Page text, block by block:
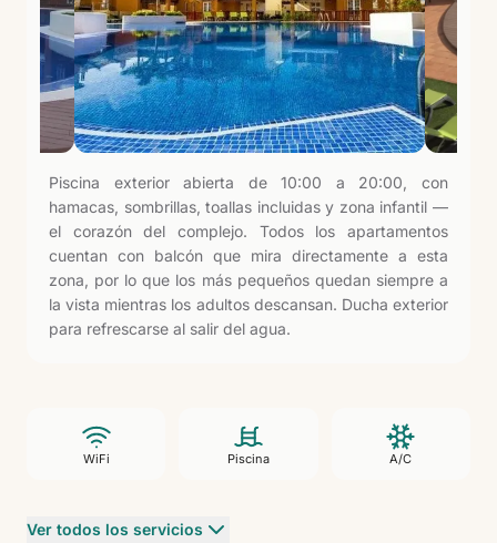
Piscina exterior abierta de 10:00 a 20:00, con
hamacas, sombrillas, toallas incluidas y zona infantil —
el corazón del complejo. Todos los apartamentos
cuentan con balcón que mira directamente a esta
zona, por lo que los más pequeños quedan siempre a
la vista mientras los adultos descansan. Ducha exterior
para refrescarse al salir del agua.
WiFi Piscina A/C
Ver todos los servicios